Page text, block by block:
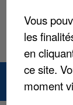
du16 avril
au16 avril
Vous
les
en
ce site.
moment